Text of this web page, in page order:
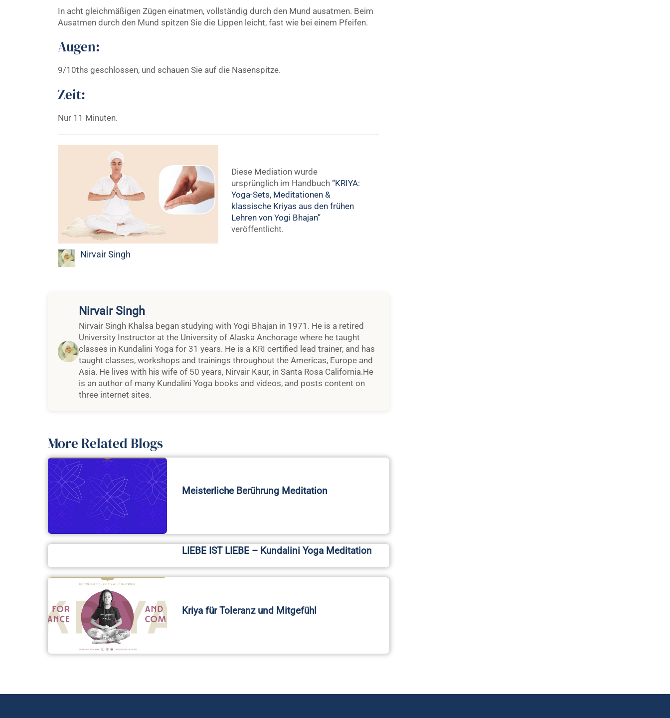
In acht gleichmäßigen Zügen einatmen, vollständig durch den Mund ausatmen. Beim
Ausatmen durch den Mund spitzen Sie die Lippen leicht, fast wie bei einem Pfeifen.
Augen:
9/10ths geschlossen, und schauen Sie auf die Nasenspitze.
Zeit:
Nur 11 Minuten.
Diese Mediation wurde
ursprünglich im Handbuch “KRIYA:
Yoga-Sets, Meditationen &
klassische Kriyas aus den frühen
Lehren von Yogi Bhajan”
veröffentlicht.
Nirvair Singh
Nirvair Singh
Nirvair Singh Khalsa began studying with Yogi Bhajan in 1971. He is a retired
University Instructor at the University of Alaska Anchorage where he taught
classes in Kundalini Yoga for 31 years. He is a KRI certified lead trainer, and has
taught classes, workshops and trainings throughout the Americas, Europe and
Asia. He lives with his wife of 50 years, Nirvair Kaur, in Santa Rosa California.He
is an author of many Kundalini Yoga books and videos, and posts content on
three internet sites.
More Related Blogs
Meisterliche Berührung Meditation
LIEBE IST LIEBE – Kundalini Yoga Meditation
Kriya für Toleranz und Mitgefühl